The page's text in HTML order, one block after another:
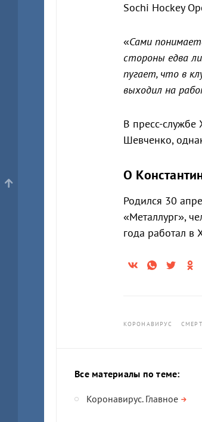
Sochi Hockey
«Сами
стороны едва
пугает, что в
выходил на
В пресс-службе
Шевченко,
О
Родился 30
«Металлург»,
года работал в
КОРОНАВИРУС
Все материалы по теме:
Коронавирус. Главное